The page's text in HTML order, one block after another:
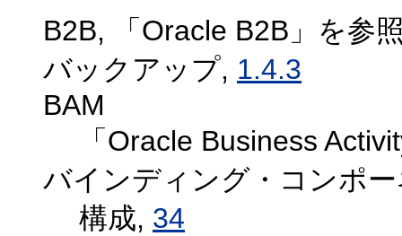
B2B,
「Oracle B2B」を参
バックアップ, 1.4.3
BAM
「Oracle Business
バインディング・コンポ
構成, 34